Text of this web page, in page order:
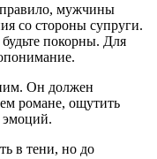
правило, мужчины
со стороны супруги.
покорны. Для
Он должен
романе, ощутить
эмоций.
в тени, но до